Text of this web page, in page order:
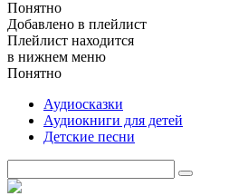
Понятно
Добавлено в плейлист
Плейлист находится
в нижнем меню
Понятно
Аудиосказки
Аудиокниги для детей
Детские песни